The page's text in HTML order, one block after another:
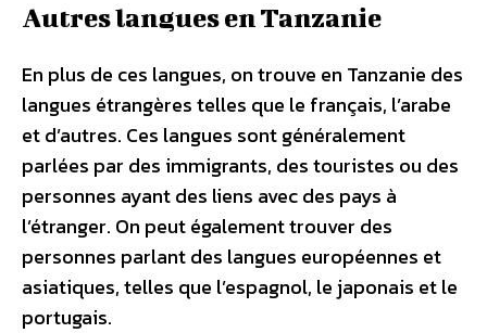
Autres langues en Tanzanie
En plus de ces langues, on trouve en Tanzanie des
langues étrangères telles que le français, l’arabe
et d’autres. Ces langues sont généralement
parlées par des immigrants, des touristes ou des
personnes ayant des liens avec des pays à
l’étranger. On peut également trouver des
personnes parlant des langues européennes et
asiatiques, telles que l’espagnol, le japonais et le
portugais.